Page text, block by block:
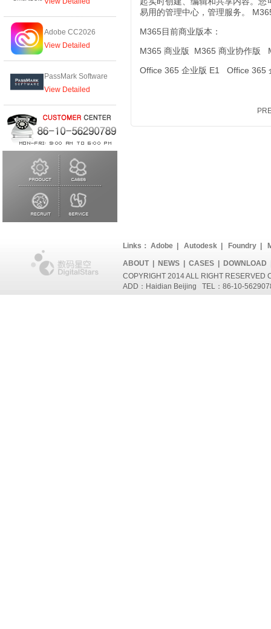
Adobe CC2026
View Detailed
PassMark Software
View Detailed
易用的管理中心，管理服务。
M365目前商业版本：
M365 商业版 M365 商业协作版
Office 365 企业版 E1 Office
Links： Adobe Autodesk Foundry
ABOUT| NEWS CASES DOWNLOAD
COPYRIGHT 2014 ALL RIGHT RESERVED
ADD：Haidian Beijing TEL：86-10-